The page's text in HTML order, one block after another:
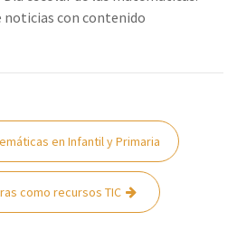
noticias con contenido
en Infantil y Primaria
como recursos TIC